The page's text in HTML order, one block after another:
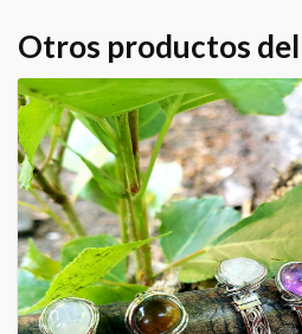
Otros productos